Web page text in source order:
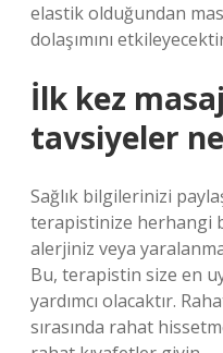
elastik olduğundan
dolaşımını
İlk kez
tavsiyeler
Sağlık bilgilerinizi
terapistinize herhangi
alerjiniz veya
Bu, terapistin size en
yardımcı olacaktır.
sırasında rahat